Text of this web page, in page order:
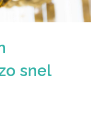
snel